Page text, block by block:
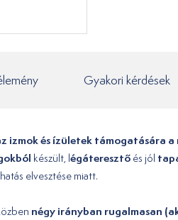
Gyakori kérdések
izmok és ízületek támogatására
készült, légáteresztő és jól
elvesztése miatt.
négy irányban rugalmasan